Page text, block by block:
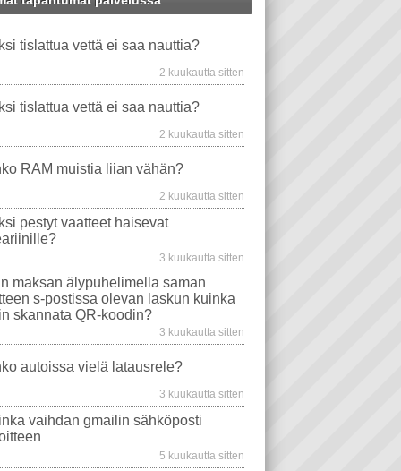
PLAYER
VESI VAATE
TIETOKONEET
PROSESSORIT WINDOWS VISTA
NÄYTÖT WINDOWS 10
USB
AJURIT VIRUSTORJUNTA
YOUTUBE
VIDEON TOISTO SAMSUNG
tislattua vettä ei saa nauttia?
2 kuukautta sitten
tislattua vettä ei saa nauttia?
2 kuukautta sitten
RAM muistia liian vähän?
2 kuukautta sitten
pestyt vaatteet haisevat
3 kuukautta sitten
maksan älypuhelimella saman
s-postissa olevan laskun kuinka
skannata QR-koodin?
3 kuukautta sitten
autoissa vielä latausrele?
3 kuukautta sitten
vaihdan gmailin sähköposti
5 kuukautta sitten